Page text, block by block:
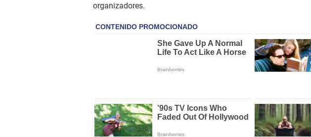
organizadores.